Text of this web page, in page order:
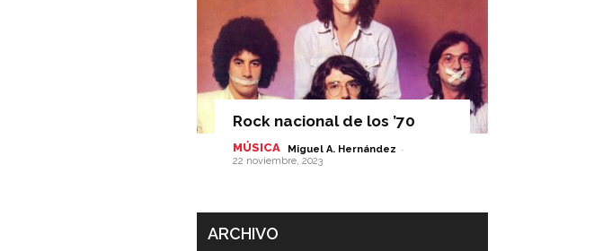
Rock nacional de los ’70
MÚSICA Miguel A. Hernández -
22 noviembre, 2023
ARCHIVO